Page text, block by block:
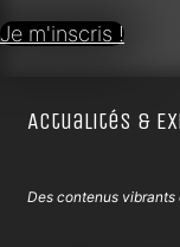
Je m'inscris !
Actualités &
Des contenus